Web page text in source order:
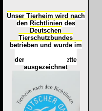
Unser Tierheim wird nach
den Richtlinien des
Deutschen
Tierschutzbundes
betrieben und wurde im
der
Tierheimplakette
ausgezeichnet